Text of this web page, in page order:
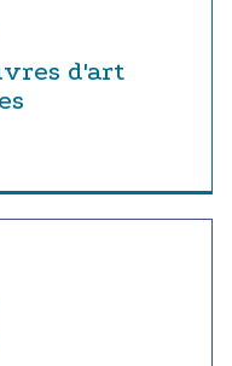
d'art